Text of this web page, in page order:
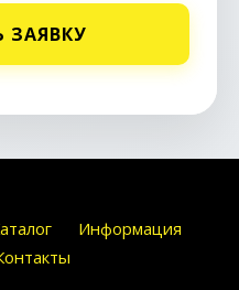
ЗАЯВКУ
Информация